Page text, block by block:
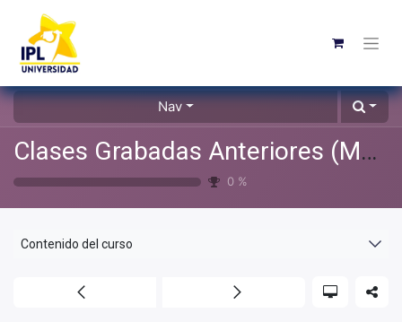
Nav
Clases Grabadas Anteriores (Material de apoyo para alumnos)
0 %
Contenido del curso